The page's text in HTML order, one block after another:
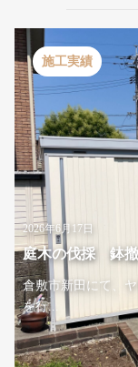
施工実績
2026年6月17日
庭木の伐採 鉢
倉敷市新田にて、
を行...